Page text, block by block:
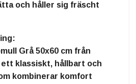
och håller sig fräscht
Grå 50x60 cm från
ett klassiskt, hållbart och
kombinerar komfort